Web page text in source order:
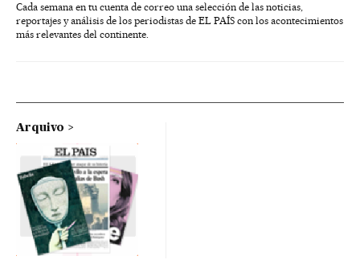
Cada semana en tu cuenta de correo una selección de las noticias,
reportajes y análisis de los periodistas de EL PAÍS con los acontecimientos
más relevantes del continente.
Arquivo